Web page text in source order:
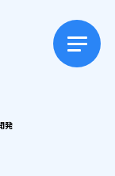
発